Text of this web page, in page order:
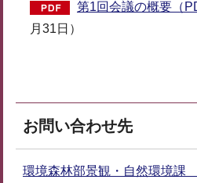
第1回会議の概要（
月31日）
お問い合わせ先
環境森林部景観・自然環境課